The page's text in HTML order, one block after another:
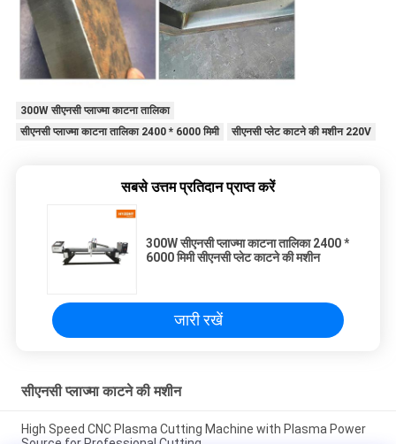
300W सीएनसी प्लाज्मा काटना तालिका
सीएनसी प्लाज्मा काटना तालिका 2400 * 6000 मिमी
सीएनसी प्लेट काटने की मशीन 220V
सबसे उत्तम प्रतिदान प्राप्त करें
300W सीएनसी प्लाज्मा काटना तालिका 2400 *
6000 मिमी सीएनसी प्लेट काटने की मशीन
जारी रखें
सीएनसी प्लाज्मा काटने की मशीन
High Speed CNC Plasma Cutting Machine with Plasma Power